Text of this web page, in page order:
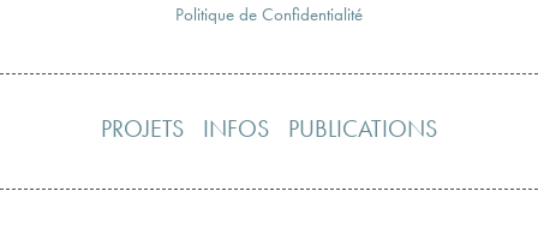
Politique de Confidentialité
PROJETS INFOS PUBLICATIONS